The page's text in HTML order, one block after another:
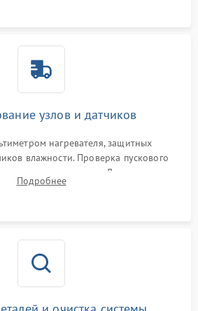
узлов и датчиков
нагревателя, защитных
влажности. Проверка пускового
мотора и помпы. Для машин с
диагностика работы компрессора и
Подробнее